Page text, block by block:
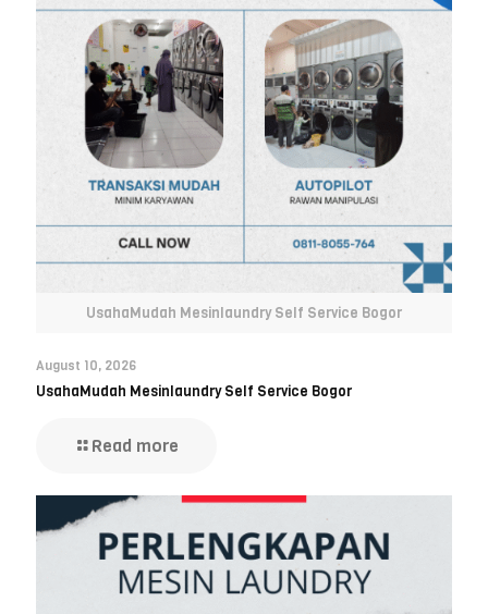
UsahaMudah Mesinlaundry Self Service Bogor
August 10, 2026
UsahaMudah Mesinlaundry Self Service Bogor
Read more